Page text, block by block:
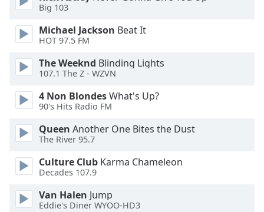
Background
Color
Opacity
Caption
Area
Color
Opacity
Big 103
Michael Jackson Beat It
HOT 97.5 FM
The Weeknd Blinding Lights
107.1 The Z - WZVN
4 Non BlondesWhat's Up?
90's Hits Radio FM
Queen Another One Bites the Dust
The River 95.7
Culture Club Karma Chameleon
Decades 107.9
Van Halen Jump
Eddie's Diner WYOO-HD3